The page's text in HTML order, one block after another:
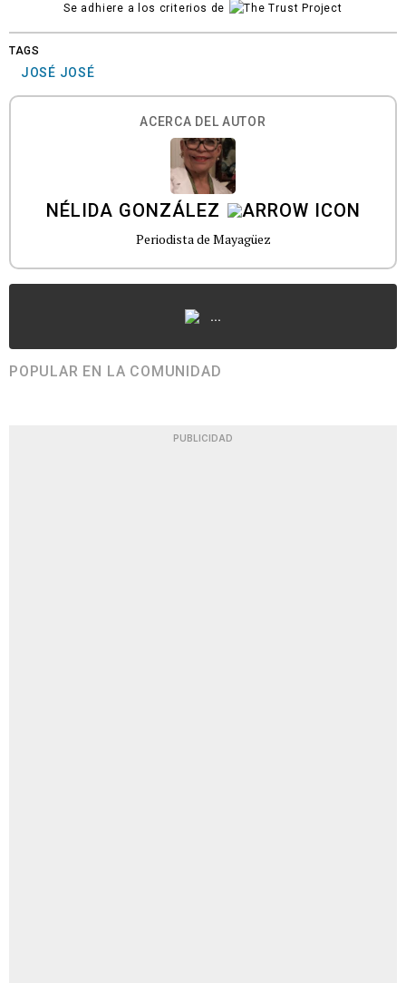
Se adhiere a los criterios de
TAGS
JOSÉ JOSÉ
ACERCA DEL AUTOR
NÉLIDA GONZÁLEZ
Periodista de Mayagüez
...
POPULAR EN LA COMUNIDAD
PUBLICIDAD